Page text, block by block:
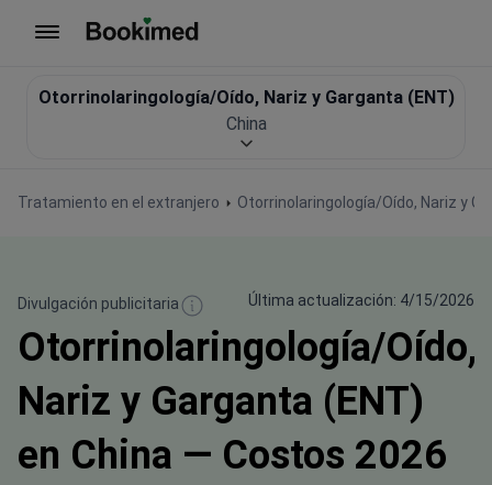
Tratamiento en el extranjero Otorrinolaringología/Oído, Nariz y
Otorrinolaringología/Oído, Nariz y Garganta (ENT)
China
Divulgación publicitaria Última actualización: 4/15/2026
Otorrinolaringología/Oído,
Nariz y Garganta (ENT)
en China — Costos 2026